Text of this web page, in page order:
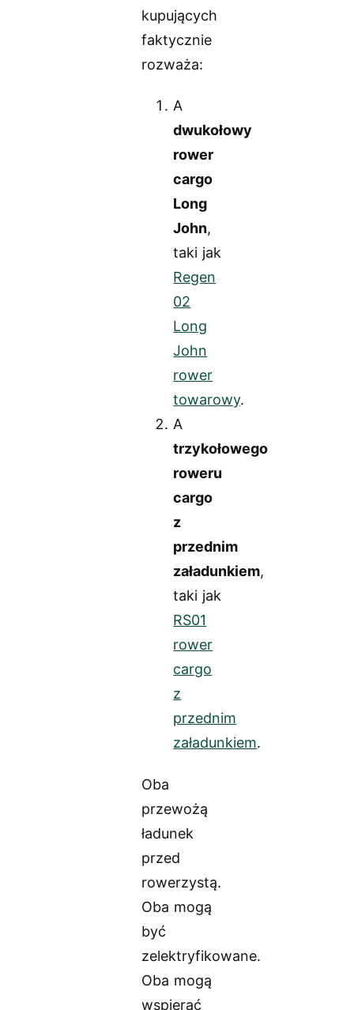
kupujących
faktycznie
rozważa:
A
dwukołowy
rower
cargo
Long
John,
taki jak
Regen
02
Long
John
rower
towarowy.
A
trzykołowego
roweru
cargo
z
przednim
załadunkiem,
taki jak
RS01
rower
cargo
z
przednim
załadunkiem.
Oba
przewożą
ładunek
przed
rowerzystą.
Oba mogą
być
zelektryfikowane.
Oba mogą
wspierać